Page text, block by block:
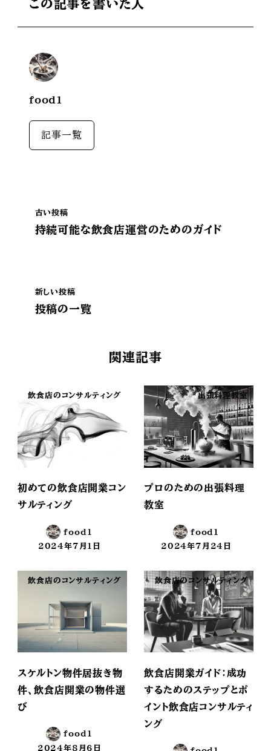
この記事を書いた人
food1
記事一覧
古い投稿
持続可能な飲食店運営のためのガイド
新しい投稿
投稿の一覧
関連記事
飲食店のコンサルティング
初めての飲食店開業コン
サルティング
food1
2024年7月1日
出張料理教室
プロのための出張料理
教室
food1
2024年7月24日
飲食店のコンサルティング
スケルトン物件居抜き物
件、飲食店開業の物件選
び
food1
2024年8月6日
飲食店のコンサルティング
飲食店開業ガイド：成功
するためのステップとポ
イント飲食店コンサルティ
ング